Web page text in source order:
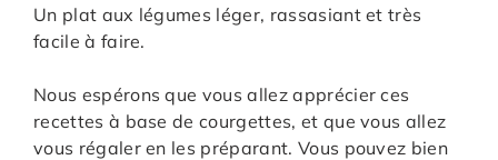
Un plat aux légumes léger, rassasiant et très
facile à faire.
Nous espérons que vous allez apprécier ces
recettes à base de courgettes, et que vous allez
vous régaler en les préparant. Vous pouvez bien